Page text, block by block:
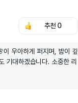
추천 0
이 우아하게 퍼지며, 밤이 깊
기대하겠습니다. 소중한 리